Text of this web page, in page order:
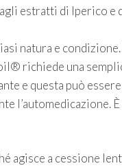
estratti di Iperico e
natura e
richiede una
e questa può
l’automedicazione.
agisce a cessione